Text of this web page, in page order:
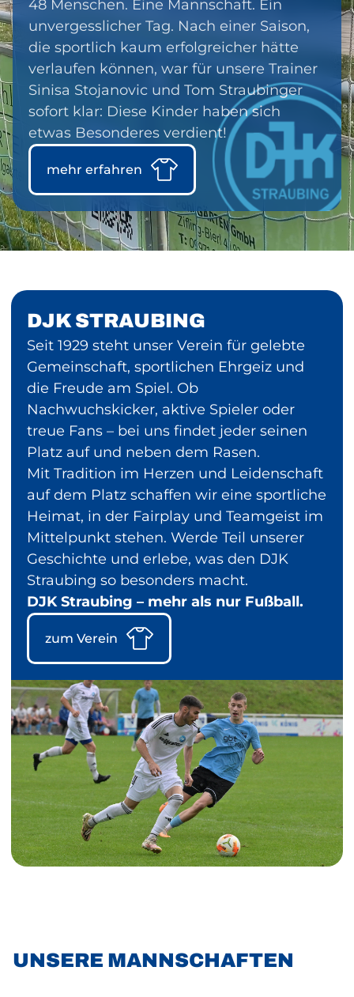
48 Menschen. Eine Mannschaft. Ein
unvergesslicher Tag. Nach einer Saison,
die sportlich kaum erfolgreicher hätte
verlaufen können, war für unsere Trainer
Sinisa Stojanovic und Tom Straubinger
sofort klar: Diese Kinder haben sich
etwas Besonderes verdient!
mehr erfahren
Tor
Straubing
Text-
Bereich
überspringen
DJK STRAUBING
Seit 1929 steht unser Verein für gelebte
Gemeinschaft, sportlichen Ehrgeiz und
die Freude am Spiel. Ob
Nachwuchskicker, aktive Spieler oder
treue Fans – bei uns findet jeder seinen
Platz auf und neben dem Rasen.
Mit Tradition im Herzen und Leidenschaft
auf dem Platz schaffen wir eine sportliche
Heimat, in der Fairplay und Teamgeist im
Mittelpunkt stehen. Werde Teil unserer
Geschichte und erlebe, was den DJK
Straubing so besonders macht.
DJK Straubing – mehr als nur Fußball.
zum Verein
Info-
Karten
UNSERE MANNSCHAFTEN